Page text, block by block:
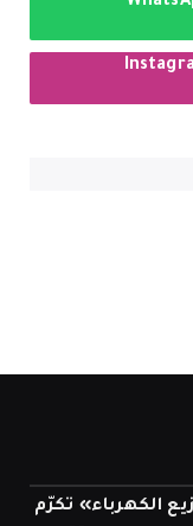
الكهرباء» تكرّم